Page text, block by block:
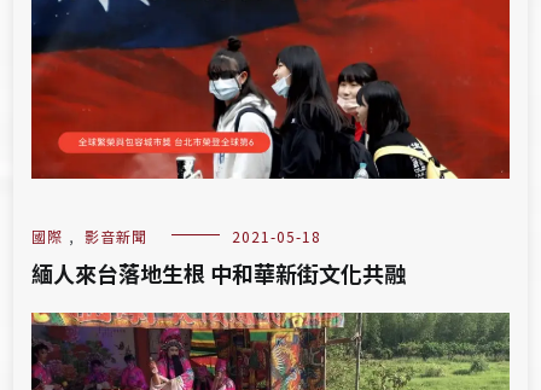
國際 , 影音新聞 2021-05-18
緬人來台落地生根 中和華新街文化共融